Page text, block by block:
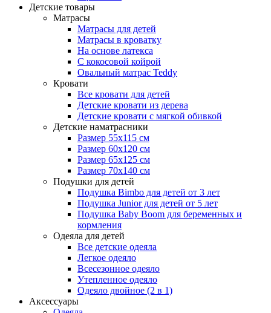
Детские товары
Матрасы
Матрасы для детей
Матрасы в кроватку
На основе латекса
С кокосовой койрой
Овальный матрас Teddy
Кровати
Все кровати для детей
Детские кровати из дерева
Детские кровати с мягкой обивкой
Детские наматрасники
Размер 55x115 см
Размер 60x120 см
Размер 65x125 см
Размер 70x140 см
Подушки для детей
Подушка Bimbo для детей от 3 лет
Подушка Junior для детей от 5 лет
Подушка Baby Boom для беременных и
кормления
Одеяла для детей
Все детские одеяла
Легкое одеяло
Всесезонное одеяло
Утепленное одеяло
Одеяло двойное (2 в 1)
Аксессуары